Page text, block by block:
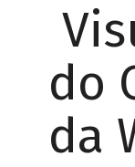
do
da